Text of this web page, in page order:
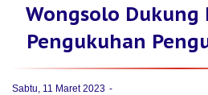
Wongsolo Dukung
Pengukuhan
Sabtu, 11 Maret 2023